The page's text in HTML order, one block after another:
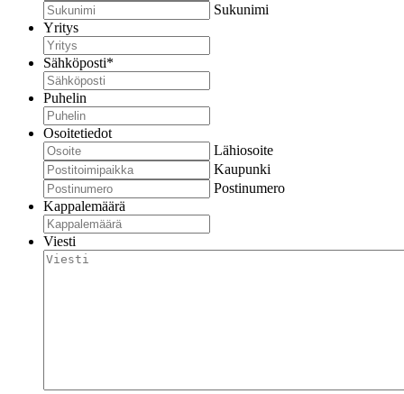
Sukunimi
Yritys
Sähköposti*
Puhelin
Osoitetiedot
Lähiosoite
Kaupunki
Postinumero
Kappalemäärä
Viesti